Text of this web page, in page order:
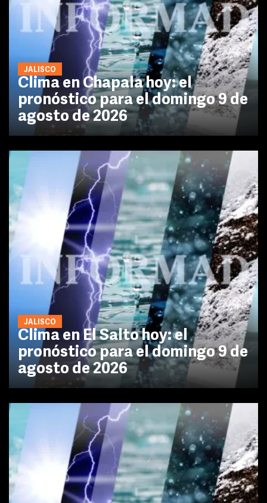
JALISCO
Clima en Chapala hoy: el
pronóstico para el domingo 9 de
agosto de 2026
JALISCO
Clima en El Salto hoy: el
pronóstico para el domingo 9 de
agosto de 2026